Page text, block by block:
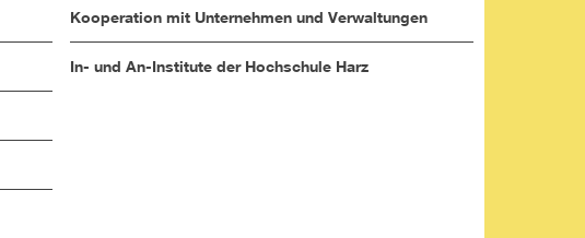
Kooperation mit Unternehmen und Verwaltungen
In- und An-Institute der Hochschule Harz